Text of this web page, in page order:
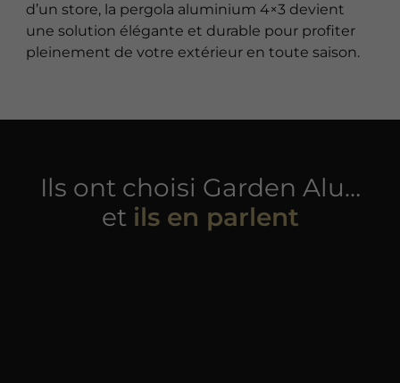
d’un store, la pergola aluminium 4×3 devient
une solution élégante et durable pour profiter
pleinement de votre extérieur en toute saison.
Ils ont choisi Garden Alu…
et ils en parlent